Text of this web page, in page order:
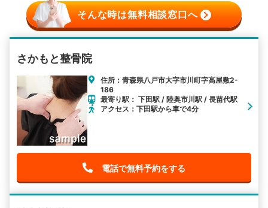
そんな時は無料相談窓口へ
さかもと整骨院
住所：青森県八戸市大字市川町字高屋敷2-
186
最寄り駅： 下田駅 / 陸奥市川駅 / 長苗代駅
アクセス：下田駅から車で4分
電話で無料予約をする